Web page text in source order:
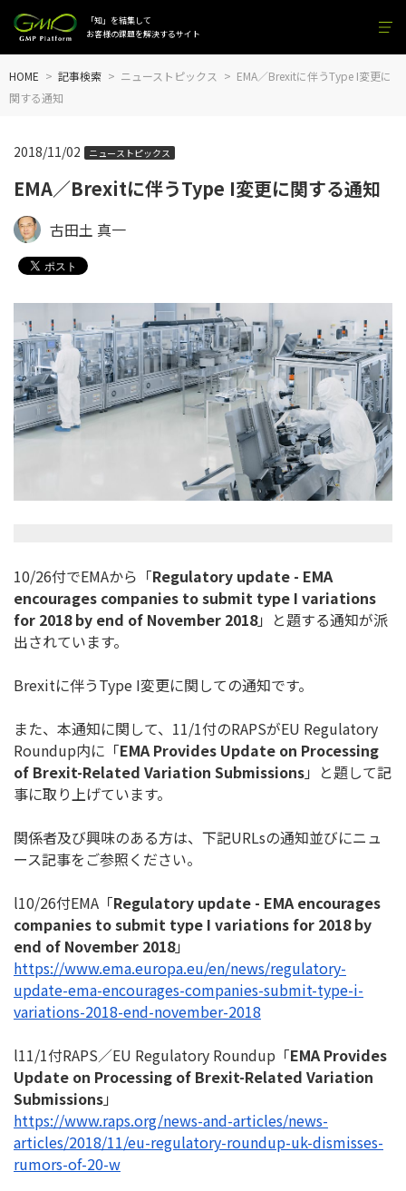
「知」を結集して
お客様の課題を解決するサイト
HOME 記事検索 ニューストピックス
EMA／Brexitに伴うType I変更に
関する通知
EMA／Brexitに伴うType I変更に関する通知
2018/11/02 ニューストピックス
古田土 真一
10/26付でEMAから「Regulatory update - EMA
encourages companies to submit type I variations
for 2018 by end of November 2018」と題する通知が派
出されています。
Brexitに伴うType I変更に関しての通知です。
また、本通知に関して、11/1付のRAPSがEU Regulatory
Roundup内に「EMA Provides Update on Processing
of Brexit-Related Variation Submissions」と題して記
事に取り上げています。
関係者及び興味のある方は、下記URLsの通知並びにニュ
ース記事をご参照ください。
l10/26付EMA「Regulatory update - EMA encourages
companies to submit type I variations for 2018 by
end of November 2018」
https://www.ema.europa.eu/en/news/regulatory-
update-ema-encourages-companies-submit-type-i-
variations-2018-end-november-2018
l11/1付RAPS／EU Regulatory Roundup「EMA Provides
Update on Processing of Brexit-Related Variation
Submissions」
https://www.raps.org/news-and-articles/news-
articles/2018/11/eu-regulatory-roundup-uk-dismisses-
rumors-of-20-w